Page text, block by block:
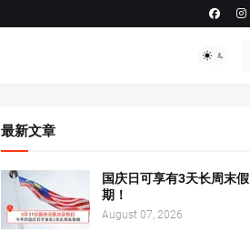
最新文章
国庆日可享有3天长周末假
期！
August 07, 2026